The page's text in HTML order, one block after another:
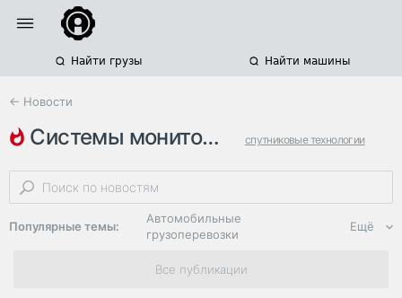
Найти грузы Найти машины
← Новости
системы мониторинга спутниковые технологии
глонасс gps
Популярные темы:
Автомобильные
грузоперевозки
Региональная
логистика
Ещё
Все публикации